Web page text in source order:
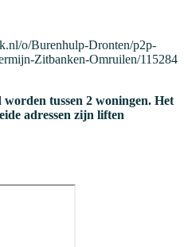
o/Burenhulp-Dronten/p2p-
Zitbanken-Omruilen/115284
tussen 2 woningen. Het
adressen zijn liften